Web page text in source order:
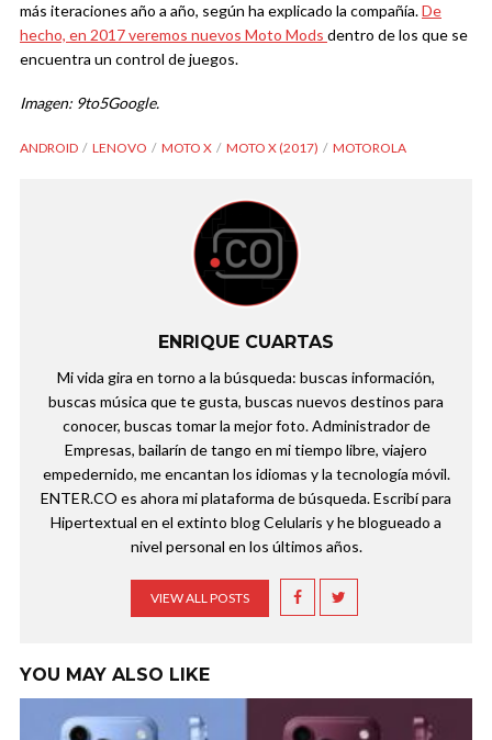
más iteraciones año a año, según ha explicado la compañía.De
hecho, en 2017 veremos nuevos Moto Mods dentro de los que se
encuentra un control de juegos.
Imagen: 9to5Google.
ANDROID LENOVO MOTO X MOTO X (2017) MOTOROLA
ENRIQUE CUARTAS
Mi vida gira en torno a la búsqueda: buscas información,
buscas música que te gusta, buscas nuevos destinos para
conocer, buscas tomar la mejor foto. Administrador de
Empresas, bailarín de tango en mi tiempo libre, viajero
empedernido, me encantan los idiomas y la tecnología móvil.
ENTER.CO es ahora mi plataforma de búsqueda. Escribí para
Hipertextual en el extinto blog Celularis y he blogueado a
nivel personal en los últimos años.
VIEW ALL POSTS
YOU MAY ALSO LIKE